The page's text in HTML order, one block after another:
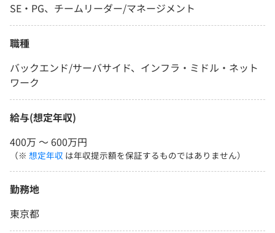
SE・PG、チームリーダー/マネージメント
職種
バックエンド/サーバサイド、インフラ・ミドル・ネット
ワーク
給与(想定年収)
400万 〜 600万円
（※ 想定年収 は年収提示額を保証するものではありません）
勤務地
東京都